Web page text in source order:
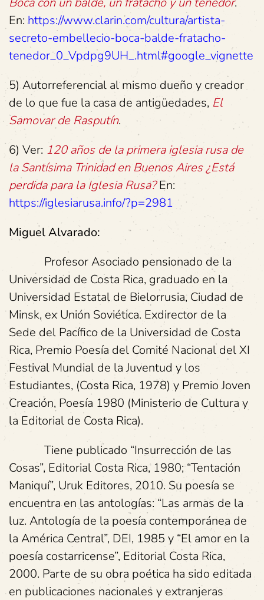
En:https://www.clarin.com/cultura/artista-
secreto-embellecio-boca-balde-fratacho-
tenedor_0_Vpdpg9UH_.html#google_vignette
5) Autorreferencial al mismo dueño y creador
de lo que fue la casa de antigüedades, El
Samovar de Rasputín.
6) Ver: 120 años de la primera iglesia rusa de
la Santísima Trinidad en Buenos Aires ¿Está
perdida para la Iglesia Rusa?En:
https://iglesiarusa.info/?p=2981
Miguel Alvarado:
Profesor Asociado pensionado de la
Universidad de Costa Rica, graduado en la
Universidad Estatal de Bielorrusia, Ciudad de
Minsk, ex Unión Soviética. Exdirector de la
Sede del Pacífico de la Universidad de Costa
Rica, Premio Poesía del Comité Nacional del XI
Festival Mundial de la Juventud y los
Estudiantes, (Costa Rica, 1978) y Premio Joven
Creación, Poesía 1980 (Ministerio de Cultura y
la Editorial de Costa Rica).
Tiene publicado “Insurrección de las
Cosas”, Editorial Costa Rica, 1980; “Tentación
Maniquí”, Uruk Editores, 2010. Su poesía se
encuentra en las antologías: “Las armas de la
luz. Antología de la poesía contemporánea de
la América Central”, DEI, 1985 y “El amor en la
poesía costarricense”, Editorial Costa Rica,
2000. Parte de su obra poética ha sido editada
en publicaciones nacionales y extranjeras